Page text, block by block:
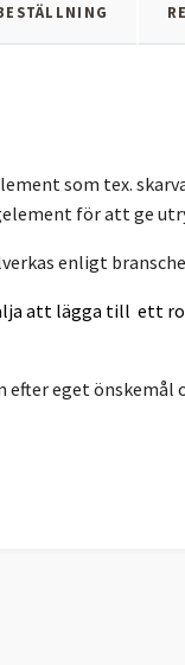
som tex.
för att ge
enligt
att lägga till ett
efter eget